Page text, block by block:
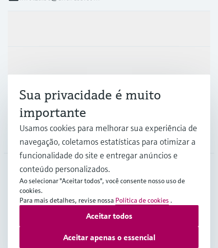
Suporte
ZAF•Português
Copyright © Endress+Hauser Group Services AG
Imprint
Legal & General Terms and Conditions
Sua privacidade é muito
importante
Usamos cookies para melhorar sua experiência de
navegação, coletamos estatísticas para otimizar a
funcionalidade do site e entregar anúncios e
conteúdo personalizados.
Ao selecionar "Aceitar todos", você consente nosso uso de
cookies.
Para mais detalhes, revise nossa Política de cookies .
Aceitar apenas o essencial
Aceitar todos